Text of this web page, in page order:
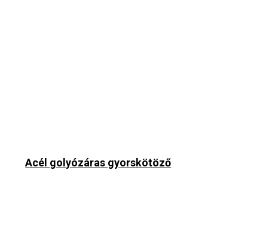
Acél golyózáras gyorskötöző